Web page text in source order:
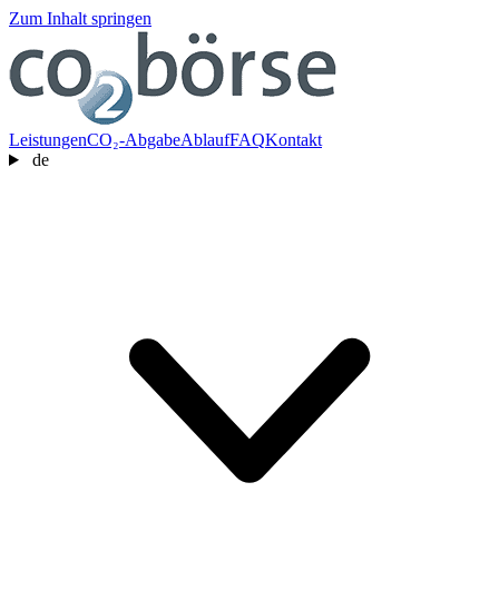
Zum Inhalt springen
LeistungenCO₂-AbgabeAblaufFAQKontakt
de